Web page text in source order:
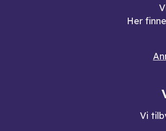
Her
Vi